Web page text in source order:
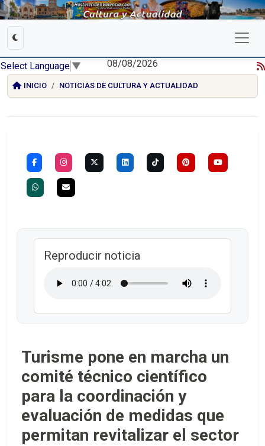
Select Language ▼ 08/08/2026
INICIO NOTICIAS DE CULTURA Y ACTUALIDAD
Reproducir noticia
Turisme pone en marcha un
comité técnico científico
para la coordinación y
evaluación de medidas que
permitan revitalizar el sector